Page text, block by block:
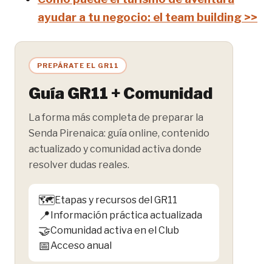
ayudar a tu negocio: el team building >>
PREPÁRATE EL GR11
Guía GR11 + Comunidad
La forma más completa de preparar la
Senda Pirenaica: guía online, contenido
actualizado y comunidad activa donde
resolver dudas reales.
🗺️Etapas y recursos del GR11
📍Información práctica actualizada
🤝Comunidad activa en el Club
📅Acceso anual